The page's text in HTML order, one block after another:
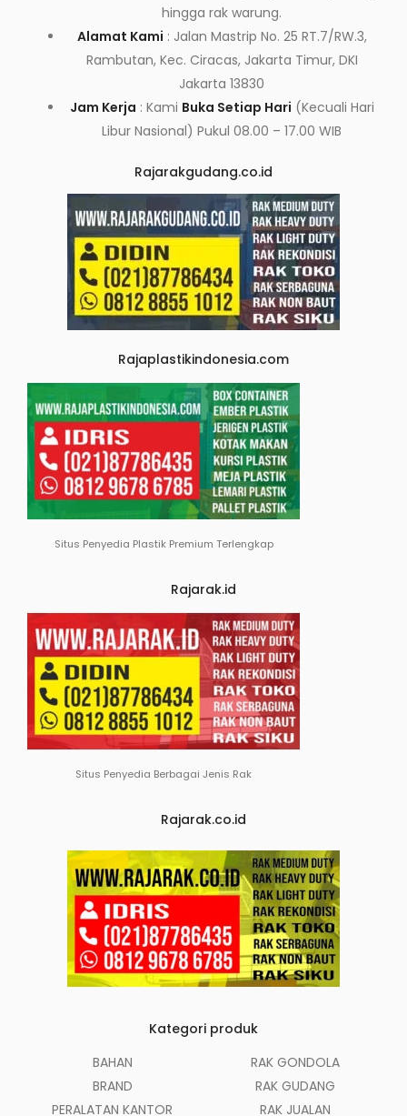
hingga rak warung.
Alamat Kami : Jalan Mastrip No. 25 RT.7/RW.3,
Rambutan, Kec. Ciracas, Jakarta Timur, DKI
Jakarta 13830
Jam Kerja : Kami Buka Setiap Hari (Kecuali Hari
Libur Nasional) Pukul 08.00 – 17.00 WIB
Rajarakgudang.co.id
Rajaplastikindonesia.com
Situs Penyedia Plastik Premium Terlengkap
Rajarak.id
Situs Penyedia Berbagai Jenis Rak
Rajarak.co.id
Kategori produk
BAHAN
BRAND
PERALATAN KANTOR
RAK GONDOLA
RAK GUDANG
RAK JUALAN